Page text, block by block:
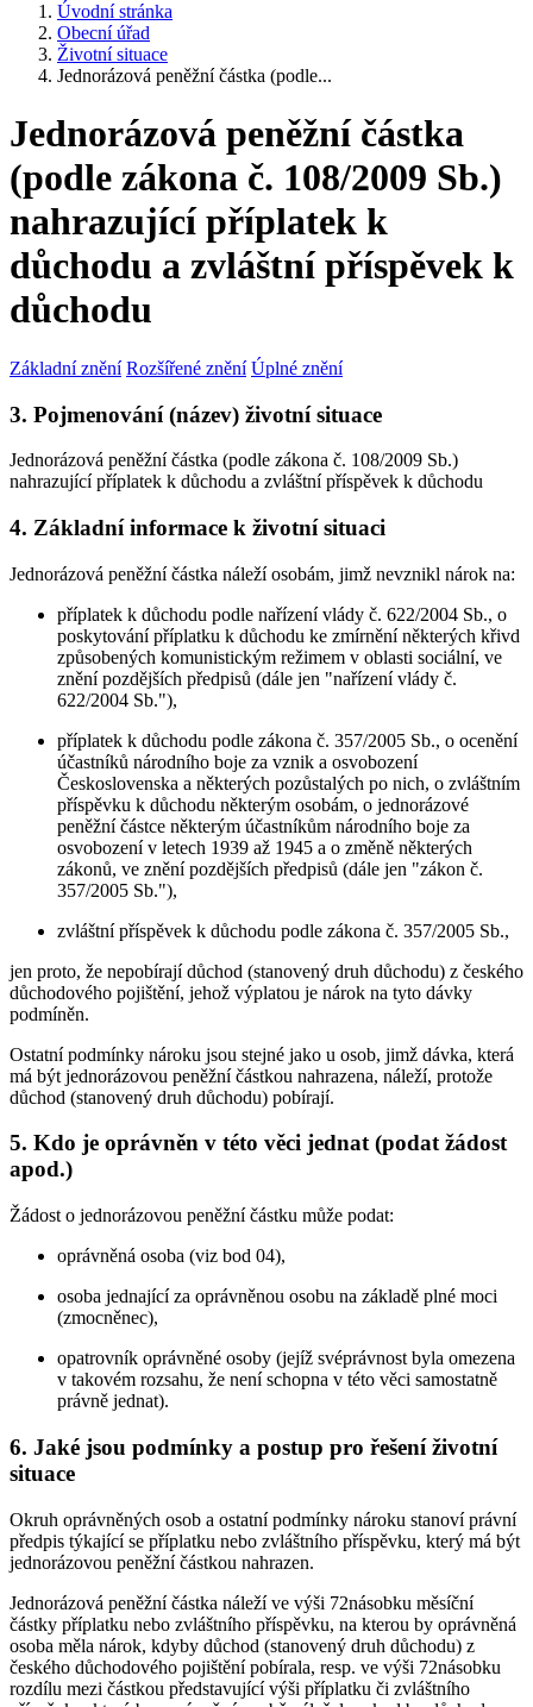
Úvodní stránka
Obecní úřad
Životní situace
Jednorázová peněžní částka (podle...
Jednorázová peněžní částka
(podle zákona č. 108/2009 Sb.)
nahrazující příplatek k
důchodu a zvláštní příspěvek k
důchodu
Základní znění Rozšířené znění Úplné znění
3. Pojmenování (název) životní situace
Jednorázová peněžní částka (podle zákona č. 108/2009 Sb.)
nahrazující příplatek k důchodu a zvláštní příspěvek k důchodu
4. Základní informace k životní situaci
Jednorázová peněžní částka náleží osobám, jimž nevznikl nárok na:
příplatek k důchodu podle nařízení vlády č. 622/2004 Sb., o
poskytování příplatku k důchodu ke zmírnění některých křivd
způsobených komunistickým režimem v oblasti sociální, ve
znění pozdějších předpisů (dále jen "nařízení vlády č.
622/2004 Sb."),
příplatek k důchodu podle zákona č. 357/2005 Sb., o ocenění
účastníků národního boje za vznik a osvobození
Československa a některých pozůstalých po nich, o zvláštním
příspěvku k důchodu některým osobám, o jednorázové
peněžní částce některým účastníkům národního boje za
osvobození v letech 1939 až 1945 a o změně některých
zákonů, ve znění pozdějších předpisů (dále jen "zákon č.
357/2005 Sb."),
zvláštní příspěvek k důchodu podle zákona č. 357/2005 Sb.,
jen proto, že nepobírají důchod (stanovený druh důchodu) z českého
důchodového pojištění, jehož výplatou je nárok na tyto dávky
podmíněn.
Ostatní podmínky nároku jsou stejné jako u osob, jimž dávka, která
má být jednorázovou peněžní částkou nahrazena, náleží, protože
důchod (stanovený druh důchodu) pobírají.
5. Kdo je oprávněn v této věci jednat (podat žádost
apod.)
Žádost o jednorázovou peněžní částku může podat:
oprávněná osoba (viz bod 04),
osoba jednající za oprávněnou osobu na základě plné moci
(zmocněnec),
opatrovník oprávněné osoby (jejíž svéprávnost byla omezena
v takovém rozsahu, že není schopna v této věci samostatně
právně jednat).
6. Jaké jsou podmínky a postup pro řešení životní
situace
Okruh oprávněných osob a ostatní podmínky nároku stanoví právní
předpis týkající se příplatku nebo zvláštního příspěvku, který má být
jednorázovou peněžní částkou nahrazen.
Jednorázová peněžní částka náleží ve výši 72násobku měsíční
částky příplatku nebo zvláštního příspěvku, na kterou by oprávněná
osoba měla nárok, kdyby důchod (stanovený druh důchodu) z
českého důchodového pojištění pobírala, resp. ve výši 72násobku
rozdílu mezi částkou představující výši příplatku či zvláštního